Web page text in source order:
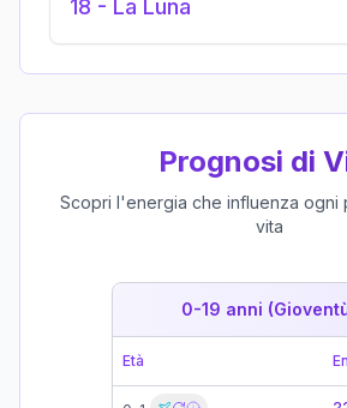
18 - La Luna
Prognosi di
Scopri l'energia che influenza ogni
vita
0-19 anni
Età